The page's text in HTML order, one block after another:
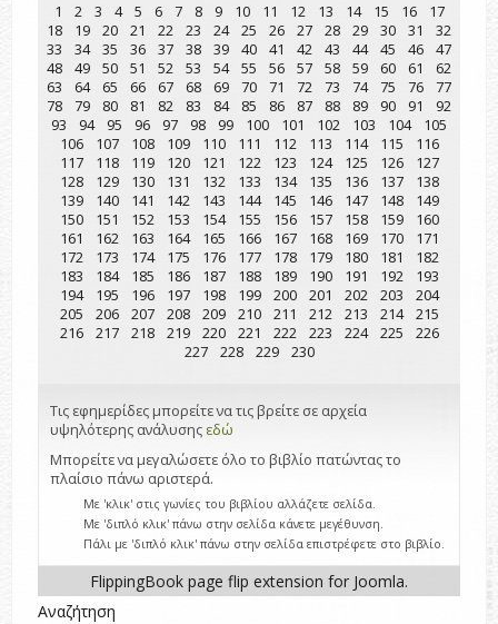
1
2 3 4 5 6 7 8 9 10 11 12 13 14 15 16
17
18
19 20 21 22 23 24 25 26 27 28 29 30 31
32
33
34 35 36 37 38 39 40 41 42 43 44 45 46
47
48
49 50 51 52 53 54 55 56 57 58 59 60 61
62
63
64 65 66 67 68 69 70 71 72 73 74 75 76
77
78
79 80 81 82 83 84 85 86 87 88 89 90 91
92
93
94 95 96 97 98 99 100 101 102 103 104
105
106
107 108 109 110 111 112 113 114 115
116
117
118 119 120 121 122 123 124 125 126
127
128
129 130 131 132 133 134 135 136 137
138
139
140 141 142 143 144 145 146 147 148
149
150
151 152 153 154 155 156 157 158 159
160
161
162 163 164 165 166 167 168 169 170
171
172
173 174 175 176 177 178 179 180 181
182
183
184 185 186 187 188 189 190 191 192
193
194
195 196 197 198 199 200 201 202 203
204
205
206 207 208 209 210 211 212 213 214
215
216
217 218 219 220 221 222 223 224 225
226
227
228 229 230
Τις εφημερίδες μπορείτε να τις βρείτε σε αρχεία
υψηλότερης ανάλυσης εδώ
Μπορείτε να μεγαλώσετε όλο το βιβλίο πατώντας το
πλαίσιο πάνω αριστερά.
Με 'κλικ' στις γωνίες του βιβλίου αλλάζετε σελίδα.
Με 'διπλό κλικ' πάνω στην σελίδα κάνετε μεγέθυνση.
Πάλι με 'διπλό κλικ' πάνω στην σελίδα επιστρέφετε στο βιβλίο.
FlippingBook page flip extension for Joomla.
Αναζήτηση